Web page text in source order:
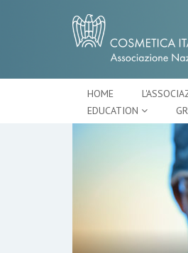
HOME
EDUCATION